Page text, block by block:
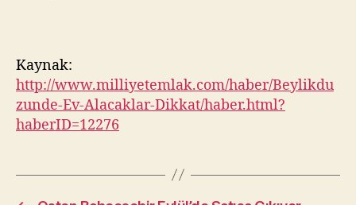
Kaynak:
http://www.milliyetemlak.com/haber/Beylikdu
zunde-Ev-Alacaklar-Dikkat/haber.html?
haberID=12276